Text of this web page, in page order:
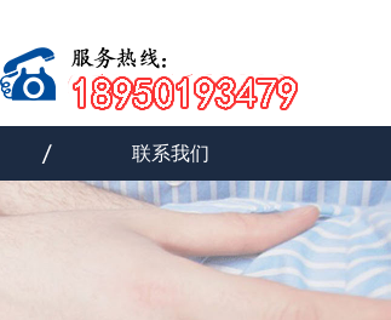
联系我们